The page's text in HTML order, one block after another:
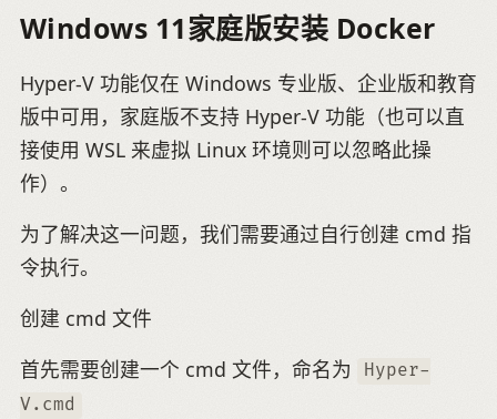
Windows 11家庭版安装 Docker
Hyper-V 功能仅在 Windows 专业版、企业版和教育
版中可用，家庭版不支持 Hyper-V 功能（也可以直
接使用 WSL 来虚拟 Linux 环境则可以忽略此操
作）。
为了解决这一问题，我们需要通过自行创建 cmd 指
令执行。
创建 cmd 文件
首先需要创建一个 cmd 文件，命名为
Hyper-
V.cmd